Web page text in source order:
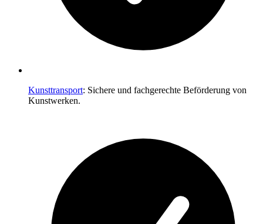
Kunsttransport: Sichere und fachgerechte Beförderung von
Kunstwerken.